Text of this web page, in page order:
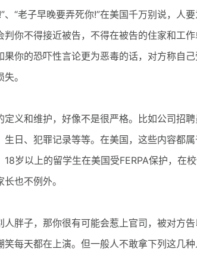
“老子早晚要弄死你!”在美国千万别说，人
判你不得接近被告，不得在被告的住家和工
果你的恐吓性言论更为恶毒的话，对方称自
。
和维护，好像不是很严格。比如公司招聘
生日、犯罪记录等等。在美国，这些内容都
岁以上的留学生在美国受FERPA保护，在
也不例外。
子，那你很有可能会惹上官司，被对方告
笑每天都在上演。但一般人不敢拿下列这几